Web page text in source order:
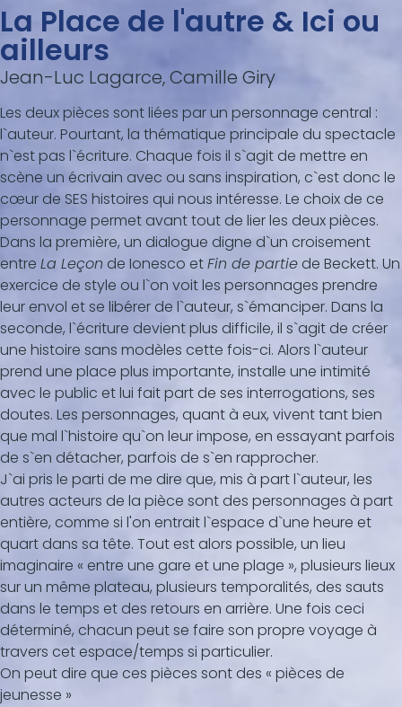
La Place de l'autre & Ici ou
ailleurs
Jean-Luc Lagarce, Camille Giry
Les deux pièces sont liées par un personnage central :
l`auteur. Pourtant, la thématique principale du spectacle
n`est pas l`écriture. Chaque fois il s`agit de mettre en
scène un écrivain avec ou sans inspiration, c`est donc le
cœur de SES histoires qui nous intéresse. Le choix de ce
personnage permet avant tout de lier les deux pièces.
Dans la première, un dialogue digne d`un croisement
entre La Leçon de Ionesco etFin de partie de Beckett. Un
exercice de style ou l`on voit les personnages prendre
leur envol et se libérer de l`auteur, s`émanciper. Dans la
seconde, l`écriture devient plus difficile, il s`agit de créer
une histoire sans modèles cette fois-ci. Alors l`auteur
prend une place plus importante, installe une intimité
avec le public et lui fait part de ses interrogations, ses
doutes. Les personnages, quant à eux, vivent tant bien
que mal l`histoire qu`on leur impose, en essayant parfois
de s`en détacher, parfois de s`en rapprocher.
J`ai pris le parti de me dire que, mis à part l`auteur, les
autres acteurs de la pièce sont des personnages à part
entière, comme si l'on entrait l`espace d`une heure et
quart dans sa tête. Tout est alors possible, un lieu
imaginaire « entre une gare et une plage », plusieurs lieux
sur un même plateau, plusieurs temporalités, des sauts
dans le temps et des retours en arrière. Une fois ceci
déterminé, chacun peut se faire son propre voyage à
travers cet espace/temps si particulier.
On peut dire que ces pièces sont des « pièces de
jeunesse »